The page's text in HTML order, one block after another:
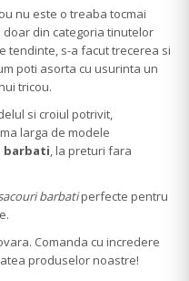
nu este o treaba tocmai
din categoria tinutelor
tendinte, s-a facut trecerea si
poti asorta cu usurinta un
tricou.
si croiul potrivit,
larga de modele
barbati, la preturi fara
barbatiperfecte pentru
Comanda cu incredere
produselor noastre!